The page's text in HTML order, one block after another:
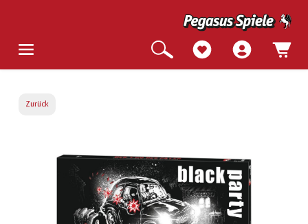
Zurück
Bildergalerie überspringen